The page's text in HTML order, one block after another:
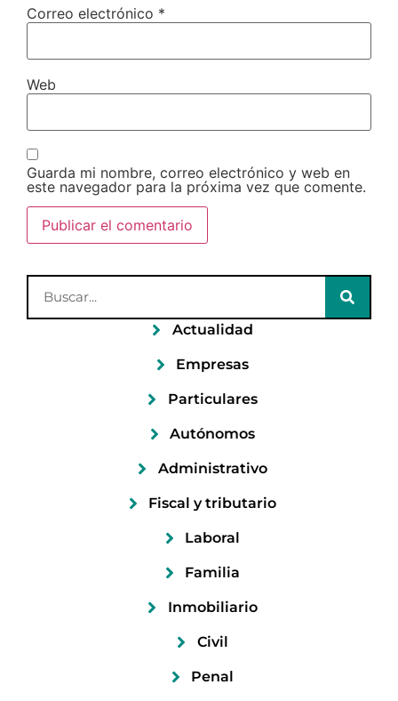
Correo electrónico *
Web
Guarda mi nombre, correo electrónico y web en
este navegador para la próxima vez que comente.
Actualidad
Empresas
Particulares
Autónomos
Administrativo
Fiscal y tributario
Laboral
Familia
Inmobiliario
Civil
Penal